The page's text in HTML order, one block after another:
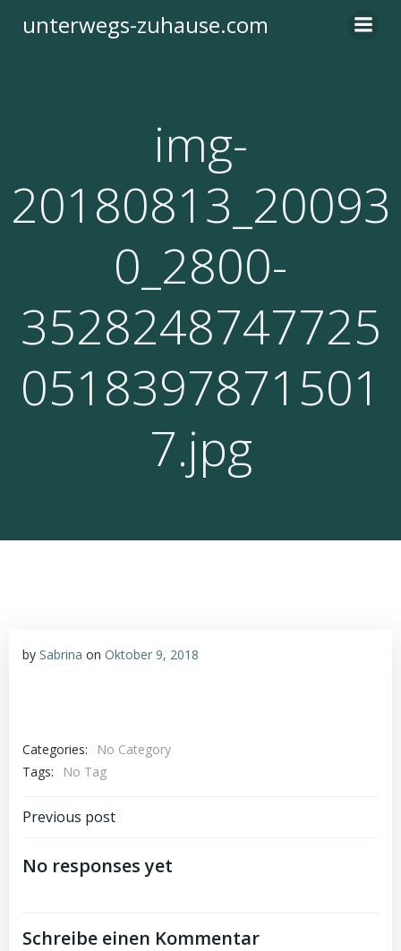
Inhalt
unterwegs-zuhause.com
img-
20180813_20093
0_2800-
3528248747725
0518397871501
7.jpg
by Sabrina on Oktober 9, 2018
Categories:
No Category
Tags:
No Tag
Post
navigation
Previous post
No responses yet
Schreibe einen Kommentar